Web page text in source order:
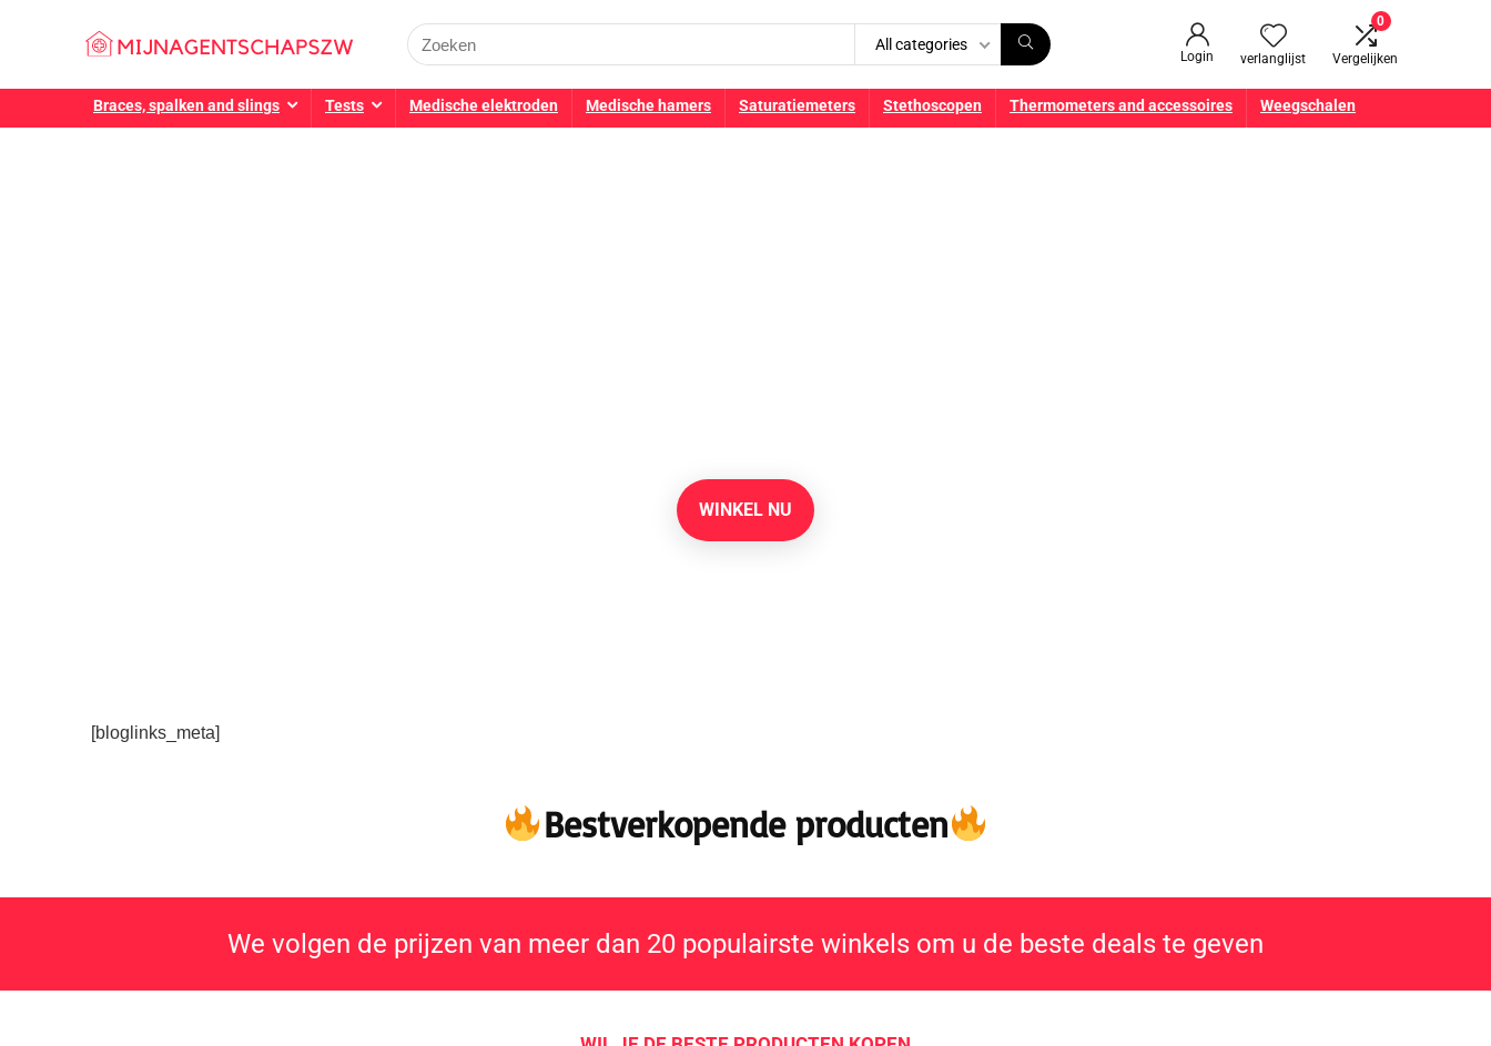
All categories
Login verlanglijst
0
Vergelijken
Braces, spalken and slings Tests Medische elektroden Medische hamers Saturatiemeters Stethoscopen Thermometers and accessoires Weegschalen
WINKEL NU
[bloglinks_meta]
Bestverkopende producten
We volgen de prijzen van meer dan 20 populairste winkels om u de beste deals te geven